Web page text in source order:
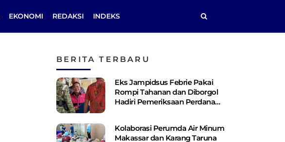
EKONOMI REDAKSI INDEKS
BERITA TERBARU
Eks Jampidsus Febrie Pakai
Rompi Tahanan dan Diborgol
Hadiri Pemeriksaan Perdana
Kolaborasi Perumda Air Minum
Makassar dan Karang Taruna